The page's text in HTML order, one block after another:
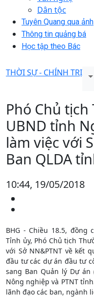
Dân tộc
Tuyên Quang qua ảnh
Thông tin quảng bá
Học tập theo Bác
THỜI SỰ - CHÍNH TRỊ
Phó Chủ
UBND tỉnh
làm việc với
Ban QLDA
10:44, 19/05/2018
BHG - Chiều 18.5, đồng
Tỉnh ủy, Phó Chủ tịch
với Sở NN&PTNT về kết
đầu tư các dự án đầu tư
sang Ban Quản lý Dự
Nông nghiệp và PTNT
lãnh đạo các ban, ngành